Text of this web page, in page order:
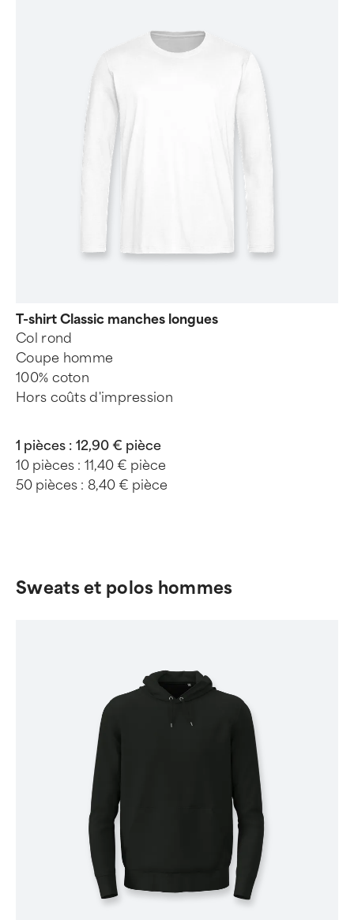
T-shirt Classic manches longues
Col rond
Coupe homme
100% coton
Hors coûts d'impression
1 pièces : 12,90 € pièce
10 pièces : 11,40 € pièce
50 pièces : 8,40 € pièce
Sweats et polos hommes